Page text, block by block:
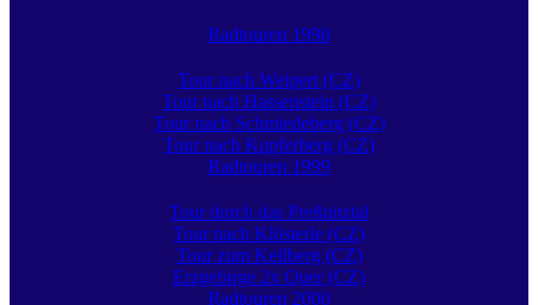
Radtouren 1998
Tour nach Weipert (CZ)
Tour nach Hassenstein (CZ)
Tour nach Schmiedeberg (CZ)
Tour nach Kupferberg (CZ)
Radtouren 1999
Tour durch das Preßnitztal
Tour nach Klösterle (CZ)
Tour zum Keilberg (CZ)
Erzgebirge 2x Quer (CZ)
Radtouren 2000